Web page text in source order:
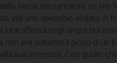
tasca dei pantaloni, ne
vidi uno specchio andato in
riflessa negli angoli bui
era soltanto il gioco di un
sua interezza. Con quello